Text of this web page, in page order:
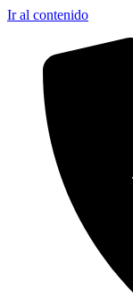
Ir al contenido